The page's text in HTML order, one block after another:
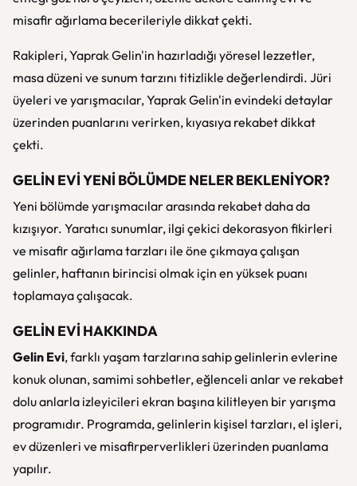
misafir ağırlama becerileriyle dikkat çekti.
Rakipleri, Yaprak Gelin'in hazırladığı yöresel lezzetler,
masa düzeni ve sunum tarzını titizlikle değerlendirdi. Jüri
üyeleri ve yarışmacılar, Yaprak Gelin'in evindeki detaylar
üzerinden puanlarını verirken, kıyasıya rekabet dikkat
çekti.
GELİN EVİ YENİ BÖLÜMDE NELER BEKLENİYOR?
Yeni bölümde yarışmacılar arasında rekabet daha da
kızışıyor. Yaratıcı sunumlar, ilgi çekici dekorasyon fikirleri
ve misafir ağırlama tarzları ile öne çıkmaya çalışan
gelinler, haftanın birincisi olmak için en yüksek puanı
toplamaya çalışacak.
GELİN EVİ HAKKINDA
Gelin Evi, farklı yaşam tarzlarına sahip gelinlerin evlerine
konuk olunan, samimi sohbetler, eğlenceli anlar ve rekabet
dolu anlarla izleyicileri ekran başına kilitleyen bir yarışma
programıdır. Programda, gelinlerin kişisel tarzları, el işleri,
ev düzenleri ve misafirperverlikleri üzerinden puanlama
yapılır.